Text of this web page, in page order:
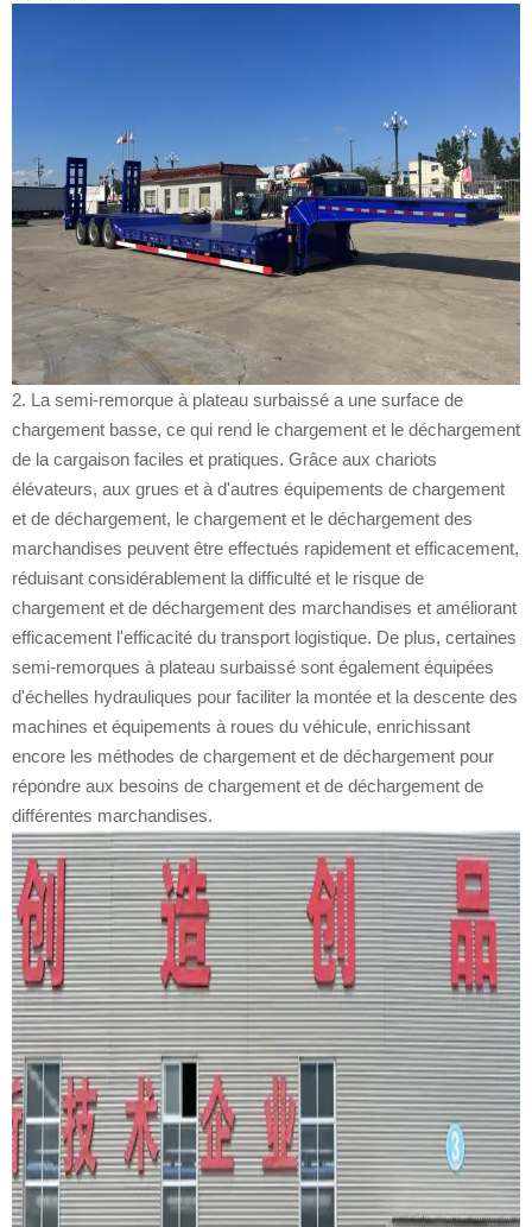
2. La semi-remorque à plateau surbaissé a une surface de
chargement basse, ce qui rend le chargement et le déchargement
de la cargaison faciles et pratiques. Grâce aux chariots
élévateurs, aux grues et à d'autres équipements de chargement
et de déchargement, le chargement et le déchargement des
marchandises peuvent être effectués rapidement et efficacement,
réduisant considérablement la difficulté et le risque de
chargement et de déchargement des marchandises et améliorant
efficacement l'efficacité du transport logistique. De plus, certaines
semi-remorques à plateau surbaissé sont également équipées
d'échelles hydrauliques pour faciliter la montée et la descente des
machines et équipements à roues du véhicule, enrichissant
encore les méthodes de chargement et de déchargement pour
répondre aux besoins de chargement et de déchargement de
différentes marchandises.